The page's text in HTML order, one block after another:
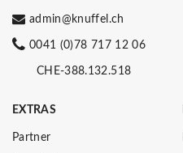
admin@knuffel.ch
0041 (0)78 717 12 06
CHE-388.132.518
EXTRAS
Partner